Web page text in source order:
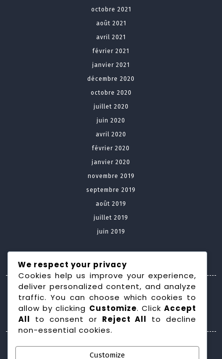
octobre 2021
août 2021
avril 2021
février 2021
janvier 2021
décembre 2020
octobre 2020
juillet 2020
juin 2020
avril 2020
février 2020
janvier 2020
novembre 2019
septembre 2019
août 2019
juillet 2019
juin 2019
Meta
Connexion
Categories
Domotique
We respect your privacy
Cookies help us improve your experience,
deliver personalized content, and analyze
traffic. You can choose which cookies to
allow by clicking Customize. ClickAccept
All to consent or Reject All
to decline
non-essential cookies.
Customize